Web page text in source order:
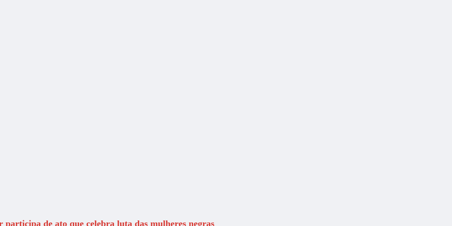
participa de ato que celebra luta das mulheres negras